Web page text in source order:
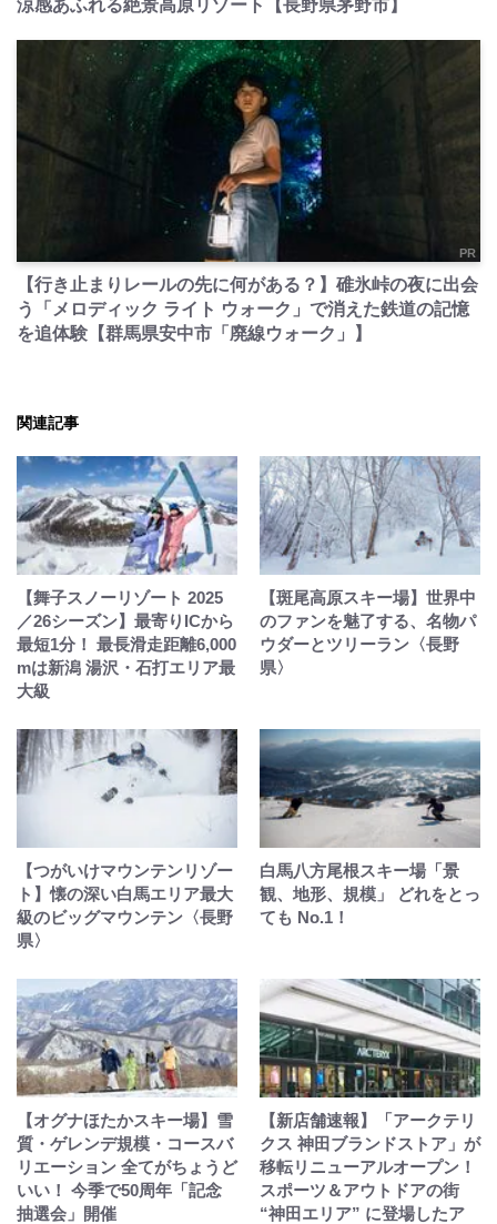
涼感あふれる絶景高原リゾート【長野県茅野市】
PR
【行き止まりレールの先に何がある？】碓氷峠の夜に出会
う「メロディック ライト ウォーク」で消えた鉄道の記憶
を追体験【群馬県安中市「廃線ウォーク」】
関連記事
【舞子スノーリゾート 2025
／26シーズン】最寄りICから
最短1分！ 最長滑走距離6,000
mは新潟 湯沢・石打エリア最
大級
【斑尾高原スキー場】世界中
のファンを魅了する、名物パ
ウダーとツリーラン〈長野
県〉
【つがいけマウンテンリゾー
ト】懐の深い白馬エリア最大
級のビッグマウンテン〈長野
県〉
白馬八方尾根スキー場「景
観、地形、規模」 どれをとっ
ても No.1！
【オグナほたかスキー場】雪
質・ゲレンデ規模・コースバ
リエーション 全てがちょうど
いい！ 今季で50周年「記念
抽選会」開催
【新店舗速報】「アークテリ
クス 神田ブランドストア」が
移転リニューアルオープン！
スポーツ＆アウトドアの街
“神田エリア” に登場したア